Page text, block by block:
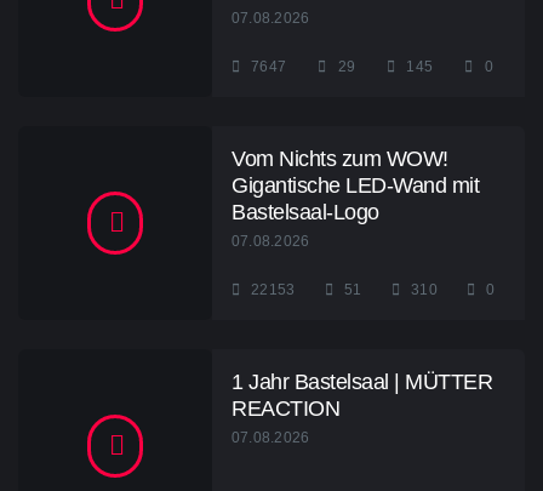
07.08.2026
7647 29 145 0
Vom Nichts zum WOW!
Gigantische LED-Wand mit
Bastelsaal-Logo
07.08.2026
22153 51 310 0
1 Jahr Bastelsaal | MÜTTER
REACTION
07.08.2026